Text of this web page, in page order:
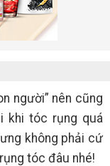
người” nên cũng
khi tóc rụng quá
không phải cứ
tóc đâu nhé!